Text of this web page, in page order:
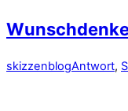
skizzenblogAntwort,